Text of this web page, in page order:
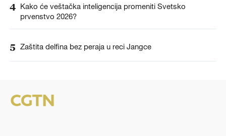
4 Kako će veštačka inteligencija promeniti Svetsko
prvenstvo 2026?
5 Zaštita delfina bez peraja u reci Jangce